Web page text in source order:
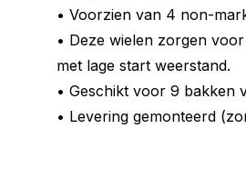
• Voorzien van 4 non-
• Deze wielen zorgen
met lage start weerstand.
• Geschikt voor 9 bakken
• Levering gemonteerd